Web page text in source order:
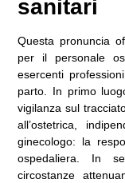
sanitari
Questa pronuncia
per il personale
esercenti
parto. In primo
vigilanza sul
all’ostetrica,
ginecologo: la
ospedaliera. In
circostanze